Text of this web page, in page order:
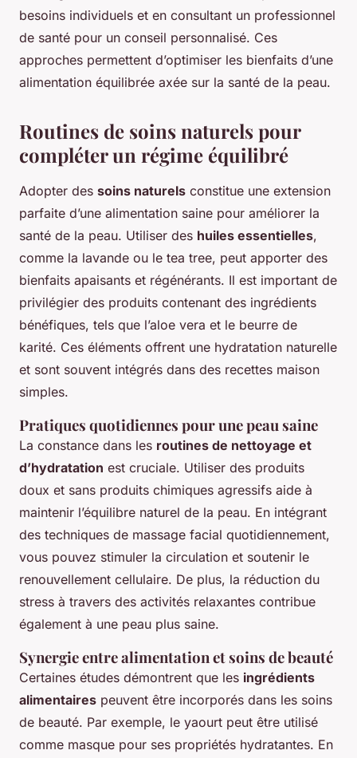
besoins individuels et en consultant un professionnel
de santé pour un conseil personnalisé. Ces
approches permettent d’optimiser les bienfaits d’une
alimentation équilibrée axée sur la santé de la peau.
Routines de soins naturels pour
compléter un régime équilibré
Adopter des soins naturels constitue une extension
parfaite d’une alimentation saine pour améliorer la
santé de la peau. Utiliser des huiles essentielles,
comme la lavande ou le tea tree, peut apporter des
bienfaits apaisants et régénérants. Il est important de
privilégier des produits contenant des ingrédients
bénéfiques, tels que l’aloe vera et le beurre de
karité. Ces éléments offrent une hydratation naturelle
et sont souvent intégrés dans des recettes maison
simples.
Pratiques quotidiennes pour une peau saine
La constance dans les routines de nettoyage et
d’hydratation est cruciale. Utiliser des produits
doux et sans produits chimiques agressifs aide à
maintenir l’équilibre naturel de la peau. En intégrant
des techniques de massage facial quotidiennement,
vous pouvez stimuler la circulation et soutenir le
renouvellement cellulaire. De plus, la réduction du
stress à travers des activités relaxantes contribue
également à une peau plus saine.
Synergie entre alimentation et soins de beauté
Certaines études démontrent que les ingrédients
alimentaires peuvent être incorporés dans les soins
de beauté. Par exemple, le yaourt peut être utilisé
comme masque pour ses propriétés hydratantes. En